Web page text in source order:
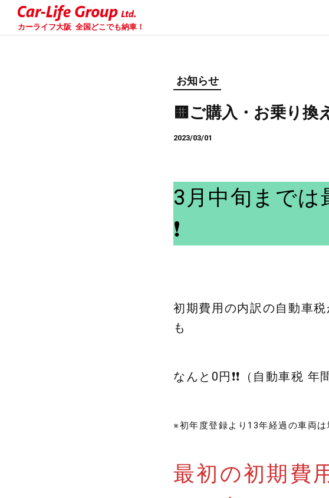
カーライフ大阪 全国どこでも納車！
お知らせ
🟨ご購入・お乗り換え
2023/03/01
3月中旬までは
❗
初期費用の内訳の自動車
も
なんと0円❗❗（自動車税 年
※初年度登録より13年経過の車両
最初の初期費